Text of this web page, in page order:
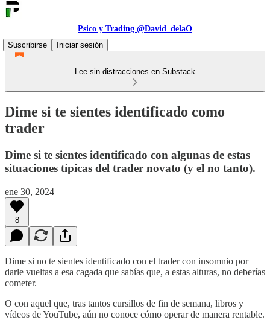
Psico y Trading @David_delaO
Suscribirse
Iniciar sesión
Lee sin distracciones en Substack
Dime si te sientes identificado como
trader
Dime si te sientes identificado con algunas de estas
situaciones típicas del trader novato (y el no tanto).
ene 30, 2024
8
Dime si no te sientes identificado con el trader con insomnio por
darle vueltas a esa cagada que sabías que, a estas alturas, no deberías
cometer.
O con aquel que, tras tantos cursillos de fin de semana, libros y
vídeos de YouTube, aún no conoce cómo operar de manera rentable.